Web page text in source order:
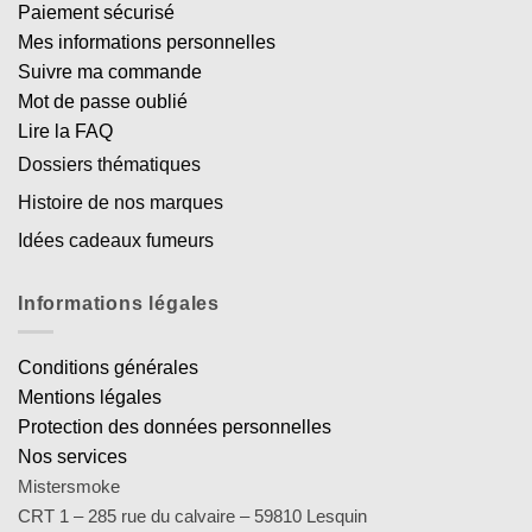
Paiement sécurisé
Mes informations personnelles
Suivre ma commande
Mot de passe oublié
Lire la FAQ
Dossiers thématiques
Histoire de nos marques
Idées cadeaux fumeurs
Informations légales
Conditions générales
Mentions légales
Protection des données personnelles
Nos services
Mistersmoke
CRT 1 – 285 rue du calvaire – 59810 Lesquin